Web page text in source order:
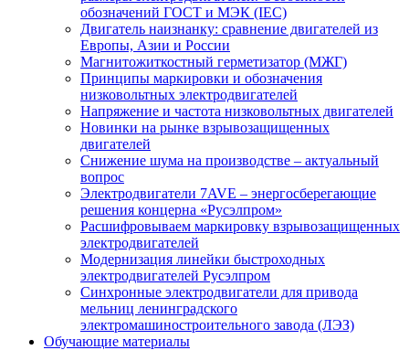
обозначений ГОСТ и МЭК (IEC)
Двигатель наизнанку: сравнение двигателей из
Европы, Азии и России
Магнитожиткостный герметизатор (МЖГ)
Принципы маркировки и обозначения
низковольтных электродвигателей
Напряжение и частота низковольтных двигателей
Новинки на рынке взрывозащищенных
двигателей
Снижение шума на производстве – актуальный
вопрос
Электродвигатели 7AVE – энергосберегающие
решения концерна «Русэлпром»
Расшифровываем маркировку взрывозащищенных
электродвигателей
Модернизация линейки быстроходных
электродвигателей Русэлпром
Синхронные электродвигатели для привода
мельниц ленинградского
электромашиностроительного завода (ЛЭЗ)
Обучающие материалы